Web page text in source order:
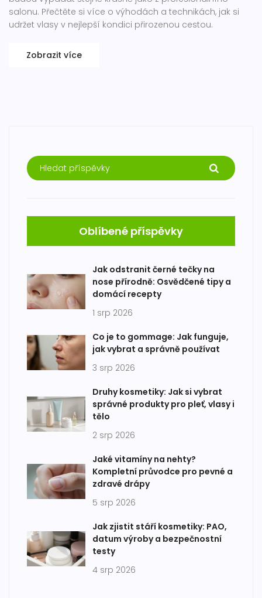
salonu. Přečtěte si více o výhodách a technikách, jak si
udržet vlasy v nejlepší kondici přirozenou cestou.
Zobrazit více
Oblíbené příspěvky
Jak odstranit černé tečky na
nose přírodně: Osvědčené tipy a
domácí recepty
1 srp 2026
Co je to gommage: Jak funguje,
jak vybrat a správně používat
3 srp 2026
Druhy kosmetiky: Jak si vybrat
správné produkty pro pleť, vlasy i
tělo
2 srp 2026
Jaké vitamíny na nehty?
Kompletní průvodce pro pevné a
zdravé drápy
5 srp 2026
Jak zjistit stáří kosmetiky: PAO,
datum výroby a bezpečnostní
testy
4 srp 2026